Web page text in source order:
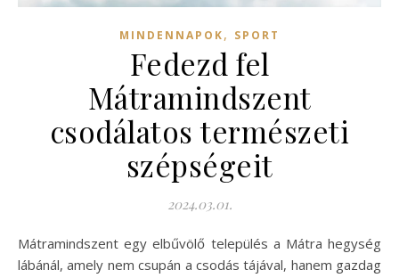
MINDENNAPOK, SPORT
Fedezd fel
Mátramindszent
csodálatos természeti
szépségeit
2024.03.01.
Mátramindszent egy elbűvölő település a Mátra hegység
lábánál, amely nem csupán a csodás tájával, hanem gazdag